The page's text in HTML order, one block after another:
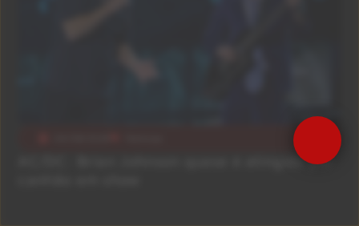
AC/DC: Brian Johnson quase é atingido por